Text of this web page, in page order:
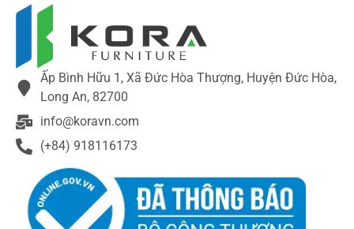
Ấp Bình Hữu 1, Xã Đức Hòa Thượng, Huyện Đức Hòa,
Long An, 82700
info@koravn.com
(+84) 918116173